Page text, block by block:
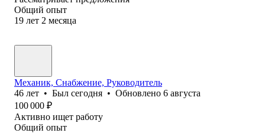
Общий опыт
19 лет 2 месяца
Механик, Снабжение, Руководитель
46 лет • Был сегодня • Обновлено 6 августа
100 000 ₽
Активно ищет работу
Общий опыт